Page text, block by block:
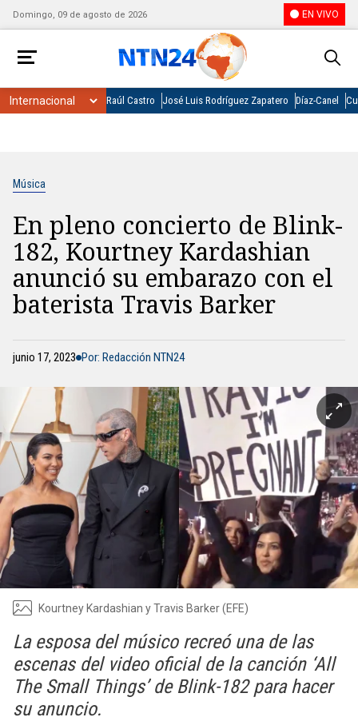
Domingo, 09 de agosto de 2026 EN VIVO
Raúl Castro José Luis Rodríguez Zapatero Díaz-Canel
Música
En pleno concierto de Blink-
182, Kourtney Kardashian
anunció su embarazo con el
baterista Travis Barker
junio 17, 2023 Por: Redacción NTN24
Kourtney Kardashian y Travis Barker (EFE)
La esposa del músico recreó una de las
escenas del video oficial de la canción ‘All
The Small Things’ de Blink-182 para hacer
su anuncio.